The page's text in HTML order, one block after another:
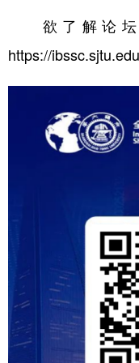
欲了解论坛
https://